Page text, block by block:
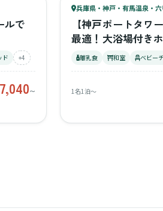
ルで
ド +4
〜
62ベビー
兵庫県・神戸・有馬温泉・
【神戸ポートタワ
最適！大浴場付き
離乳食 和室 ベビー
1名1泊〜
41